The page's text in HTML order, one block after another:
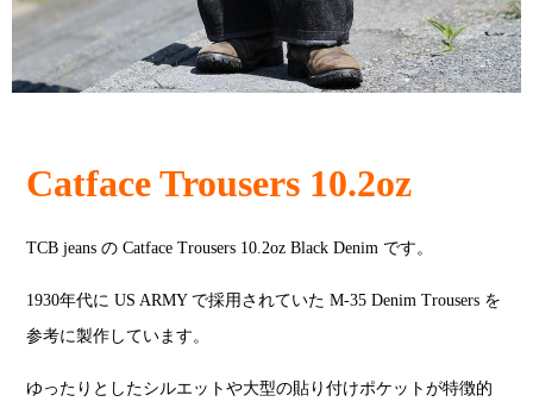
Catface Trousers 10.2oz
TCB jeans の Catface Trousers 10.2oz Black Denim です。
1930年代に US ARMY で採用されていた M-35 Denim Trousers を
参考に製作しています。
ゆったりとしたシルエットや大型の貼り付けポケットが特徴的